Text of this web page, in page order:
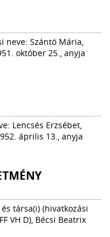
neve: Szántó Mária,
október 25., anyja
Lencsés Erzsébet,
április 13., anyja
társa(i) (hivatkozási
VH D), Bécsi Beatrix